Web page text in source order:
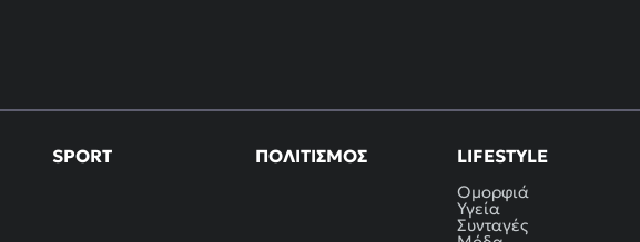
SPORT ΠΟΛΙΤΙΣΜΌΣ LIFESTYLE
Ομορφιά
Υγεία
Συνταγές